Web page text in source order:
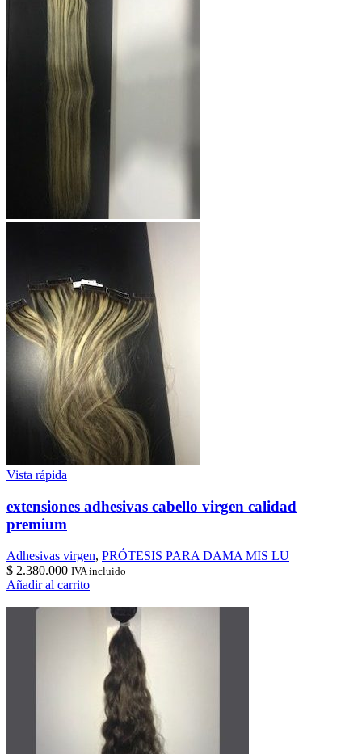
Vista rápida
extensiones adhesivas cabello virgen calidad
premium
Adhesivas virgen, PRÓTESIS PARA DAMA MIS LU
$ 2.380.000 IVA incluido
Añadir al carrito